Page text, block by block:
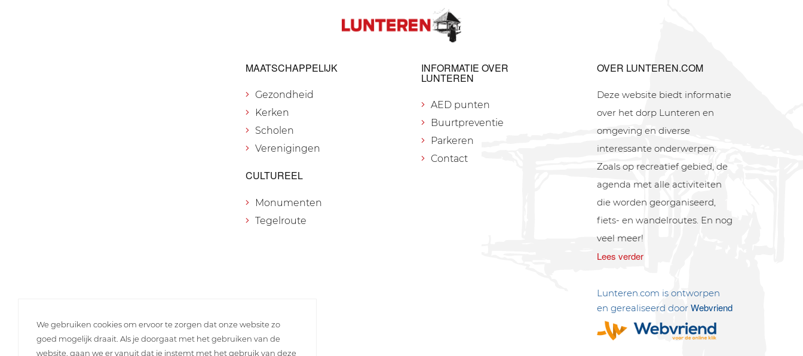
MAATSCHAPPELIJK
Gezondheid
Kerken
Scholen
Verenigingen
CULTUREEL
Monumenten
Tegelroute
INFORMATIE OVER
LUNTEREN
AED punten
Buurtpreventie
Parkeren
Contact
OVER LUNTEREN.COM
Deze website biedt informatie
over het dorp Lunteren en
omgeving en diverse
interessante onderwerpen.
Zoals op recreatief gebied, de
agenda met alle activiteiten
die worden georganiseerd,
fiets- en wandelroutes. En nog
veel meer!
Lees verder
Lunteren.com is ontworpen
en gerealiseerd doorWebvriend
We gebruiken cookies om ervoor te zorgen dat onze website zo
goed mogelijk draait. Als je doorgaat met het gebruiken van de
website, gaan we er vanuit dat je instemt met het gebruik van deze